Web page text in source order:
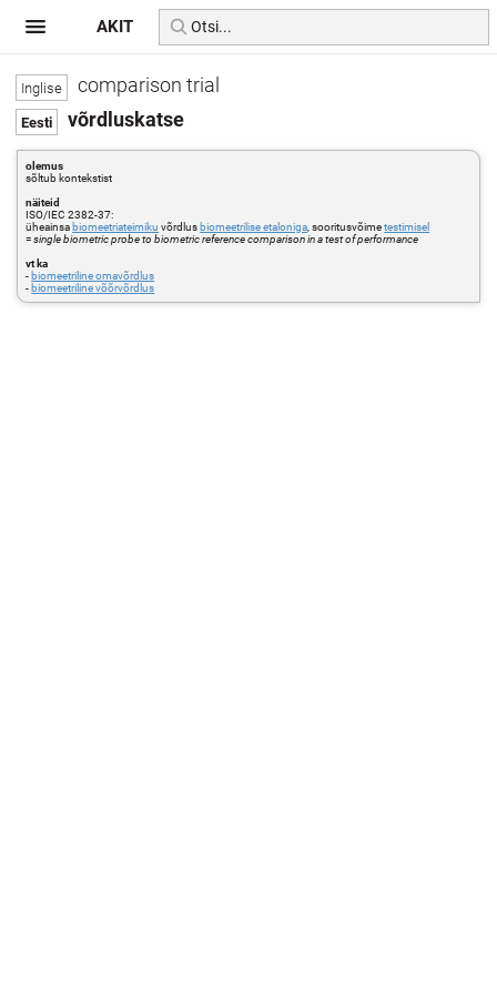
comparison trial
võrdluskatse
olemus
sõltub kontekstist
näiteid
ISO/IEC 2382-37:
üheainsa biomeetriateimiku võrdlus biomeetrilise etaloniga , sooritusvõimetestimisel
=single biometric probe to biometric reference comparison in a test of performance
vt ka
- biomeetriline omavõrdlus
- biomeetriline võõrvõrdlus
AKIT